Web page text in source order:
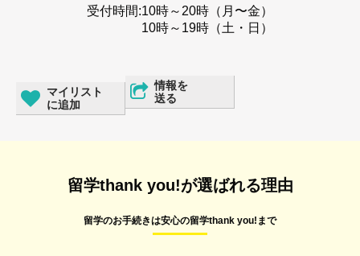
受付時間:10時～20時（月〜金）
10時～19時（土・日）
マイリスト
に追加
情報を
送る
留学thank you!が選ばれる理由
留学のお手続きは安心の留学thank you!まで